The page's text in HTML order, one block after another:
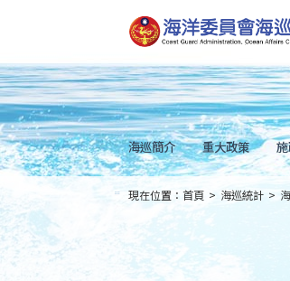
到
主
內
容
Skip
to
main
content
海巡簡介 重大政策
::: 現在位置： 首頁 > 海巡統計 >